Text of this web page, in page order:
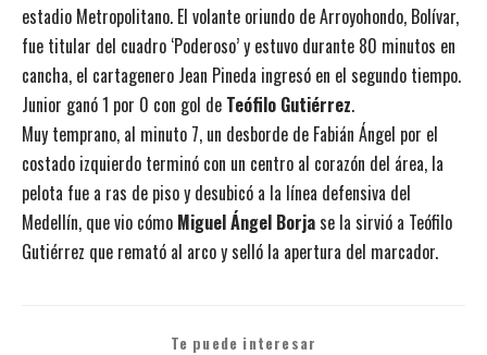
estadio Metropolitano. El volante oriundo de Arroyohondo, Bolívar,
fue titular del cuadro ‘Poderoso’ y estuvo durante 80 minutos en
cancha, el cartagenero Jean Pineda ingresó en el segundo tiempo.
Junior ganó 1 por 0 con gol de Teófilo Gutiérrez.
Muy temprano, al minuto 7, un desborde de Fabián Ángel por el
costado izquierdo terminó con un centro al corazón del área, la
pelota fue a ras de piso y desubicó a la línea defensiva del
Medellín, que vio cómo Miguel Ángel Borjase la sirvió a Teófilo
Gutiérrez que remató al arco y selló la apertura del marcador.
Te puede interesar